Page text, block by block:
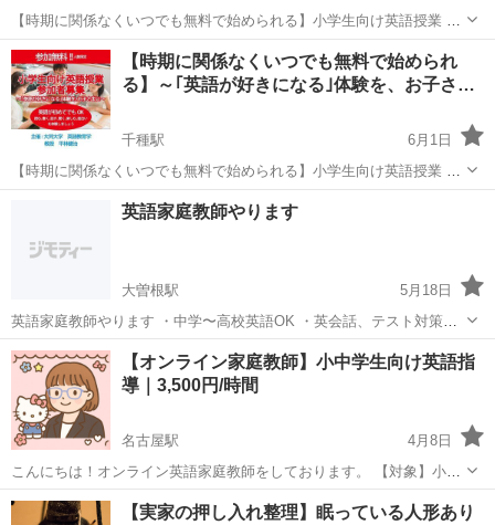
【時期に関係なくいつでも無料で始められる】小学生向け英語授業 参
加者募集 ～｢英語が好きになる｣体験を、お子さまに～ ｢英語って面白
い！｣そんな気持ちを育てることを大切にした小学生向けの英語授業で
す。 現在、少...
愛知 名古屋市 千種駅 英語/基礎英語 小学生
【時期に関係なくいつでも無料で始められ
る】～｢英語が好きになる｣体験を、お子さ…
千種駅
6月1日
【時期に関係なくいつでも無料で始められる】小学生向け英語授業 参
加者募集 ～｢英語が好きになる｣体験を、お子さまに～ ｢英語って面白
い！｣そんな気持ちを育てることを大切にした小学生向けの英語授業で
す。 現在、少人数...
名古屋市 千種駅 英語/基礎英語
英語家庭教師やります
大曽根駅
5月18日
英語家庭教師やります ・中学〜高校英語OK ・英会話、テスト対策ど
っちも対応 ・1回2000円〜（応相談） ・オンライン / 対面どちらも可
「短期間で点数上げたい人」「英語苦手な人」歓迎 気軽にDMくださ
愛知 名古屋市 大曽根駅 英語/基礎英語 オンライン
【オンライン家庭教師】小中学生向け英語指
導｜3,500円/時間
名古屋駅
4月8日
こんにちは！オンライン英語家庭教師をしております。 【対象】小学
生・中学生 【科目】英語 【授業形式】オンライン（Zoom・Google
Meet等） 【料金】3,500円/時間 【対応エリア】全国どこでも対応...
愛知 名古屋市 名古屋駅 英語/基礎英語 オンライン
【実家の押し入れ整理】眠っている人形あり